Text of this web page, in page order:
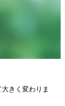
きく変わりま